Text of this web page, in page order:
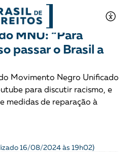
MNU: “Para
passar o Brasil a
Movimento Negro Unificado
para discutir racismo, e
medidas de reparação à
16/08/2024 às 19h02)